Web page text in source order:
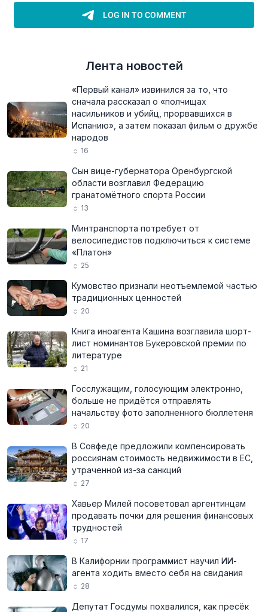
Лента новостей
«Первый канал» извинился за то, что
сначала рассказал о «полчищах
насильников и убийц, прорвавшихся в
Испанию», а затем показал фильм о дружбе
народов
16
Сын вице-губернатора Оренбургской
области возглавил Федерацию
гранатомётного спорта России
13
Минтранспорта потребует от
велосипедистов подключиться к системе
«Платон»
25
Кумовство признали неотъемлемой частью
традиционных ценностей
20
Книга иноагента Кашина возглавила шорт-
лист номинантов Букеровской премии по
литературе
21
Госслужащим, голосующим электронно,
больше не придётся отправлять
начальству фото заполненного бюллетеня
20
В Совфеде предложили компенсировать
россиянам стоимость недвижимости в ЕС,
утраченной из-за санкций
27
Хавьер Милей посоветовал аргентинцам
продавать почки для решения финансовых
трудностей
17
В Калифорнии программист научил ИИ-
агента ходить вместо себя на свидания
28
Депутат Госдумы похвалился, как пресёк